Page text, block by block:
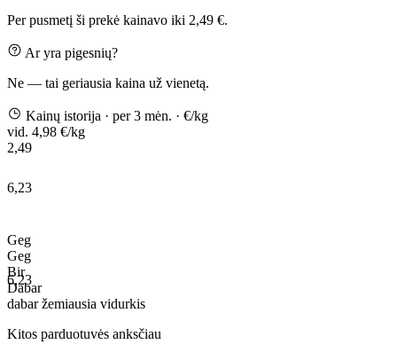
Per pusmetį ši prekė kainavo iki 2,49 €.
Ar yra pigesnių?
Ne — tai geriausia kaina už vienetą.
Kainų istorija · per 3 mėn. · €/kg
vid. 4,98 €/kg
2,49
6,23
6,23
Geg
Geg
Bir
Dabar
dabaržemiausia vidurkis
Kitos parduotuvės anksčiau